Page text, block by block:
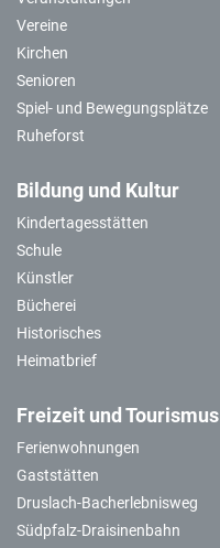
Vereine
Kirchen
Senioren
Spiel- und Bewegungsplätze
Ruheforst
Bildung und Kultur
Kindertagesstätten
Schule
Künstler
Bücherei
Historisches
Heimatbrief
Freizeit und Tourismus
Ferienwohnungen
Gaststätten
Druslach-Bacherlebnisweg
Südpfalz-Draisinenbahn